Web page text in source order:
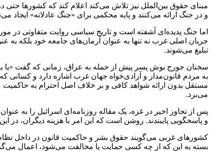
و در جنگ ارائه می‌کنند و پایه محکمی برای «جنگ عادلانه» ایجاد
اما جنگ پدیده‌ای آشفته است و تاریخ سیاسی روایت متفاوتی در
جریان اصلی غرب نه تنها به‌ عنوان آرمان‌های جامعه خود بلکه
تبلیغ می‌شوند.
سخنان جورج بوش پسر پیش از حمله به عراق، زمانی که گفت «یا
به مردم قانون‌مدار و آزادی‌خواه جهان غرب اشاره دارد و کسانی
می‌برد.
پس از تجاوز اخیر در غزه، یک مقاله روزنامه‌ای اسرائیل را به
و پاسخگویی پایبندند. روشن است که این امر با هزینه دیگران،
کشورهای غربی می‌گویند حقوق بشر و حاکمیت قانون در داخل
بسته به این که از چه کسی حمایت یا مخالفت می‌شود، اعمال